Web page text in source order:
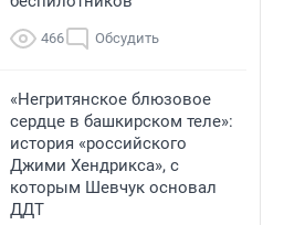
466 Обсудить
«Негритянское блюзовое
сердце в башкирском теле»:
история «российского
Джими Хендрикса», с
которым Шевчук основал
ДДТ